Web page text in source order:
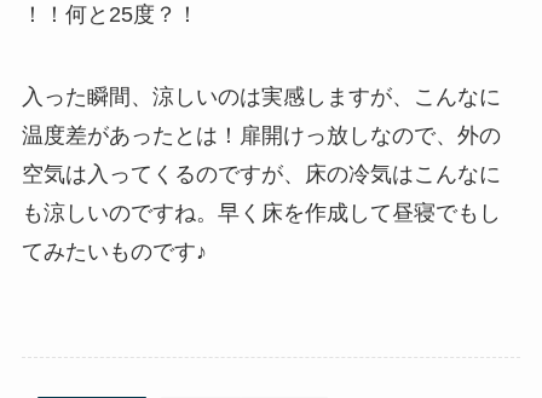
！！何と25度？！
入った瞬間、涼しいのは実感しますが、こんなに
温度差があったとは！扉開けっ放しなので、外の
空気は入ってくるのですが、床の冷気はこんなに
も涼しいのですね。早く床を作成して昼寝でもし
てみたいものです♪